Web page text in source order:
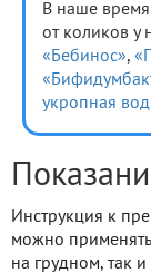
В наше время
от коликов
«Бебинос»,
укропная
Инструкция к
можно
на грудном, так